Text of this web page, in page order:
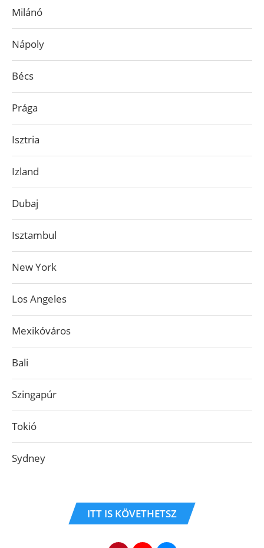
Milánó
Nápoly
Bécs
Prága
Isztria
Izland
Dubaj
Isztambul
New York
Los Angeles
Mexikóváros
Bali
Szingapúr
Tokió
Sydney
ITT IS KÖVETHETSZ